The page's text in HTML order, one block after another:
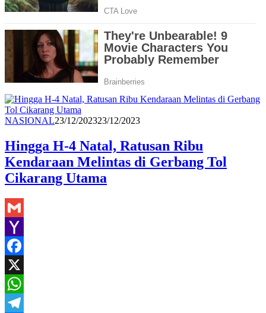
NASIONALRedaksi
23/12/202323/12/2023
Hingga H-4 Natal, Ratusan Ribu
Kendaraan Melintas di Gerbang Tol
Cikarang Utama
Gmail
Yahoo
Mail
Facebook
X
WhatsApp